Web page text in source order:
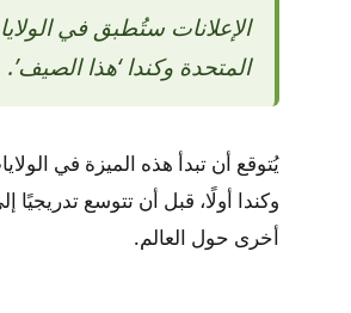
الإعلانات ستُطبق في
المتحدة وكندا ‘هذا الصيف’.
يُتوقع أن تبدأ هذه الميزة في
وكندا أولًا، قبل أن تتوسع تدريجيًا
أخرى حول العالم.